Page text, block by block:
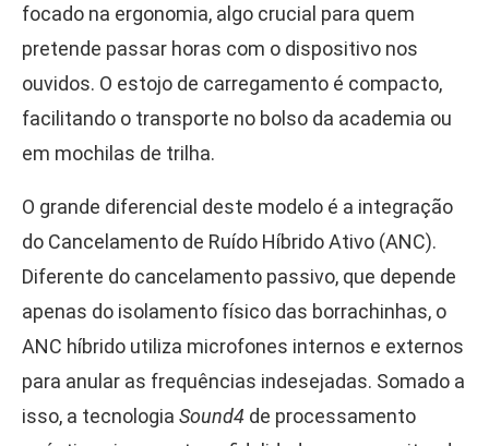
focado na ergonomia, algo crucial para quem
pretende passar horas com o dispositivo nos
ouvidos. O estojo de carregamento é compacto,
facilitando o transporte no bolso da academia ou
em mochilas de trilha.
O grande diferencial deste modelo é a integração
do Cancelamento de Ruído Híbrido Ativo (ANC).
Diferente do cancelamento passivo, que depende
apenas do isolamento físico das borrachinhas, o
ANC híbrido utiliza microfones internos e externos
para anular as frequências indesejadas. Somado a
isso, a tecnologia Sound4 de processamento